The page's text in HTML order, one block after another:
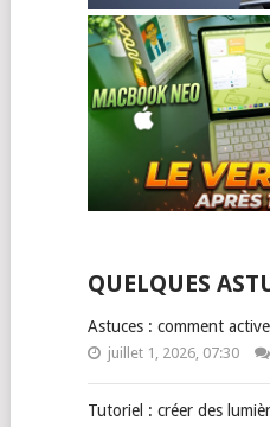
QUELQUES
Astuces : comment
juillet 1, 2026, 07:30
Tutoriel : créer des